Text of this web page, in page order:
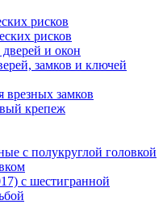
рисков
рисков
и окон
замков и ключей
врезных замков
крепеж
с полукруглой головкой
с шестигранной